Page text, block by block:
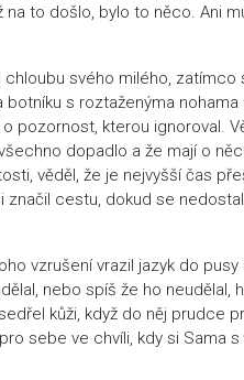
na to došlo, bylo to něco. Ani
chloubu svého milého,
botníku s roztaženýma
pozornost, kterou ignoroval.
dopadlo a že mají o
věděl, že je nejvyšší čas
značil cestu, dokud se
vzrušení vrazil jazyk do
nebo spíš že ho neudělal,
kůži, když do něj prudce
sebe ve chvíli, kdy si Sama